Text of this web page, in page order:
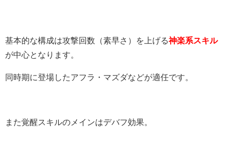
基本的な構成は攻撃回数（素早さ）を上げる神楽系スキル
が中心となります。
同時期に登場したアフラ・マズダなどが適任です。
また覚醒スキルのメインはデバフ効果。